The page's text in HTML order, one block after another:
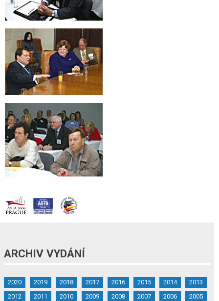
ARCHIV VYDÁNÍ
2020 2019 2018 2017 2016 2015 2014
2013
2012
2011 2010 2009 2008 2007 2006
2005